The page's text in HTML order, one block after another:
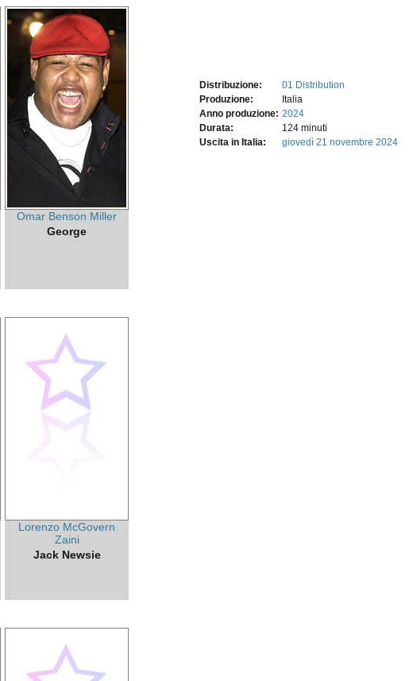
Distribuzione:
01 Distribution
Produzione:
Italia
Anno produzione: 2024
Durata:
124 minuti
Uscita in Italia:
giovedì 21 novembre 2024
Omar Benson Miller
George
Lorenzo McGovern
Zaini
Jack Newsie